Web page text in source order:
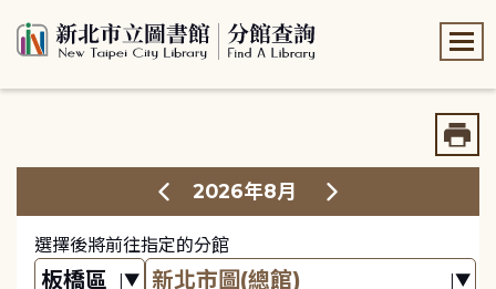
2026年8月
選擇後將前往指定的分館